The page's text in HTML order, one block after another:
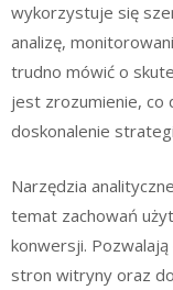
wykorzystuje się
analizę,
trudno mówić o
jest zrozumienie, co
doskonalenie
Narzędzia
temat zachowań
konwersji. Pozwalają
stron witryny oraz